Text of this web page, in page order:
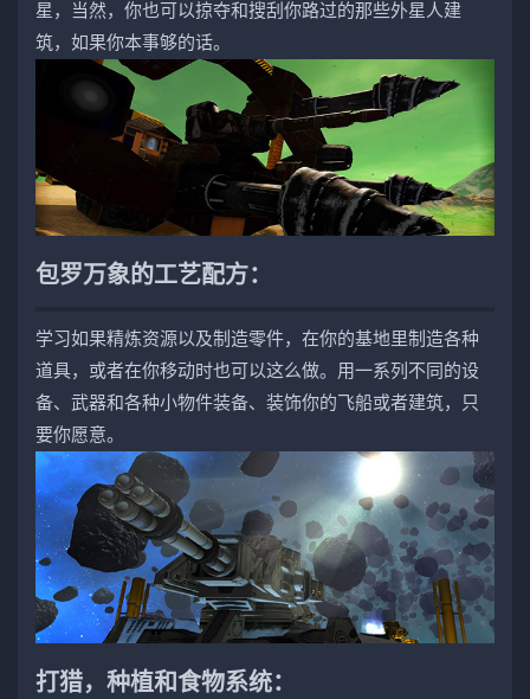
星，当然，你也可以掠夺和搜刮你路过的那些外星人建
筑，如果你本事够的话。
包罗万象的工艺配方：
学习如果精炼资源以及制造零件，在你的基地里制造各种
道具，或者在你移动时也可以这么做。用一系列不同的设
备、武器和各种小物件装备、装饰你的飞船或者建筑，只
要你愿意。
打猎，种植和食物系统：